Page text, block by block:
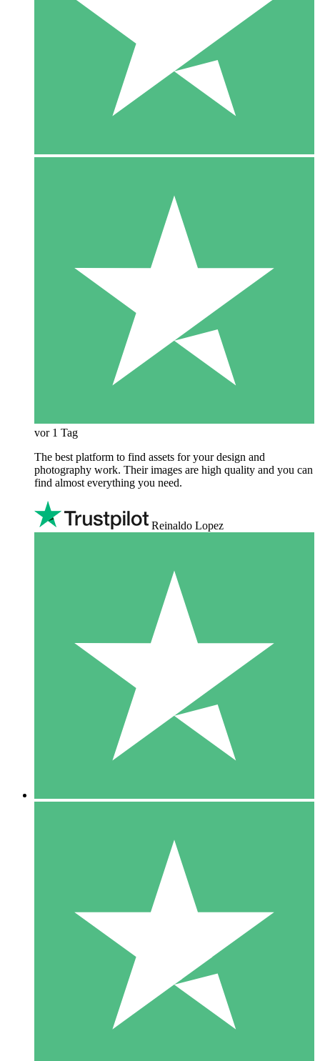
vor 1 Tag
The best platform to find assets for your design and
photography work. Their images are high quality and you can
find almost everything you need.
Reinaldo Lopez